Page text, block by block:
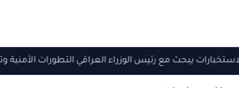
يبحث مع رئيس الوزراء العراقي التطورات الأمنية